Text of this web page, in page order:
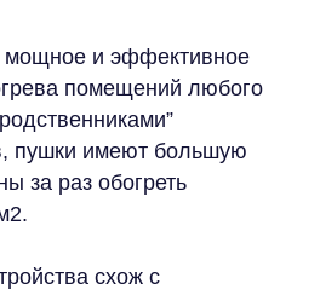
и эффективное
помещений любого
пушки имеют большую
за раз обогреть
схож с